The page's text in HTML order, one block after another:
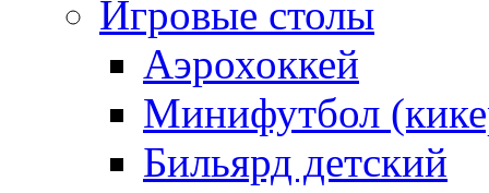
Игровые столы
Аэрохоккей
Минифутбол
Бильярд детский